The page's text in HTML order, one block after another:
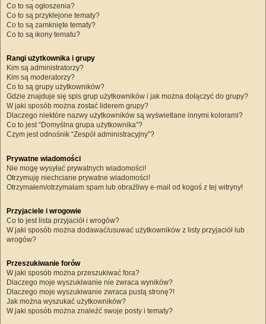
Co to są ogłoszenia?
Co to są przyklejone tematy?
Co to są zamknięte tematy?
Co to są ikony tematu?
Rangi użytkownika i grupy
Kim są administratorzy?
Kim są moderatorzy?
Co to są grupy użytkowników?
Gdzie znajduje się spis grup użytkowników i jak można dołączyć do grupy?
W jaki sposób można zostać liderem grupy?
Dlaczego niektóre nazwy użytkowników są wyświetlane innymi kolorami?
Co to jest “Domyślna grupa użytkownika”?
Czym jest odnośnik “Zespół administracyjny”?
Prywatne wiadomości
Nie mogę wysyłać prywatnych wiadomości!
Otrzymuję niechciane prywatne wiadomości!
Otrzymałem/otrzymałam spam lub obraźliwy e-mail od kogoś z tej witryny!
Przyjaciele i wrogowie
Co to jest lista przyjaciół i wrogów?
W jaki sposób można dodawać/usuwać użytkowników z listy przyjaciół lub
wrogów?
Przeszukiwanie forów
W jaki sposób można przeszukiwać fora?
Dlaczego moje wyszukiwanie nie zwraca wyników?
Dlaczego moje wyszukiwanie zwraca pustą stronę?!
Jak można wyszukać użytkowników?
W jaki sposób można znaleźć swoje posty i tematy?